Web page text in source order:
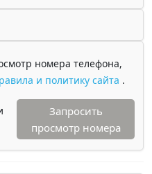
номера телефона,
и политику сайта .
Запросить
просмотр номера